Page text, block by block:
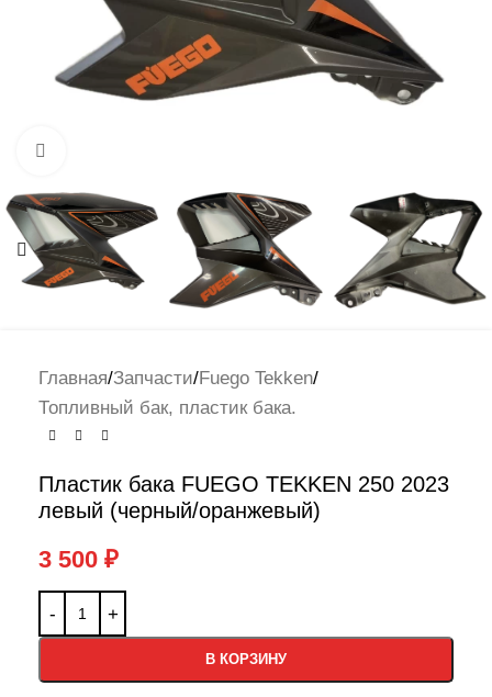
Главная/Запчасти/Fuego Tekken/
Топливный бак, пластик бака.
Пластик бака FUEGO TEKKEN 250 2023
левый (черный/оранжевый)
3 500 ₽
В КОРЗИНУ